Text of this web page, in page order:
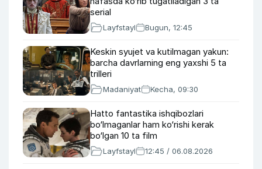
serial
Layfstayl Bugun, 12:45
Keskin syujet va kutilmagan yakun:
barcha davrlarning eng yaxshi 5 ta
trilleri
Madaniyat Kecha, 09:30
Hatto fantastika ishqibozlari
bo‘lmaganlar ham ko‘rishi kerak
bo‘lgan 10 ta film
Layfstayl 12:45 / 06.08.2026